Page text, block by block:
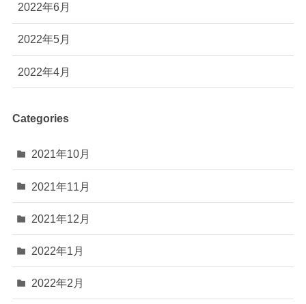
2022年6月
2022年5月
2022年4月
Categories
2021年10月
2021年11月
2021年12月
2022年1月
2022年2月